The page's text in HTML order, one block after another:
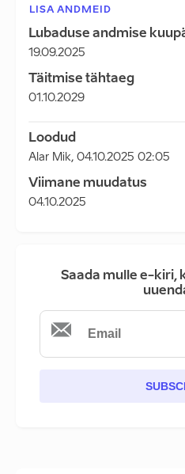
LISA ANDMEID
Lubaduse andmise
19.09.2025
Täitmise tähtaeg
01.10.2029
Loodud
Alar Mik, 04.10.2025 02:05
Viimane muudatus
04.10.2025
Saada mulle e-kiri,